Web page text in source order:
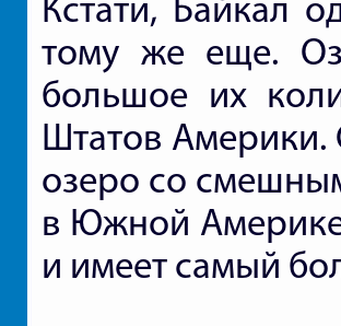
тому же еще.
большое их
Штатов Америки.
озеро со
в Южной
и имеет самый